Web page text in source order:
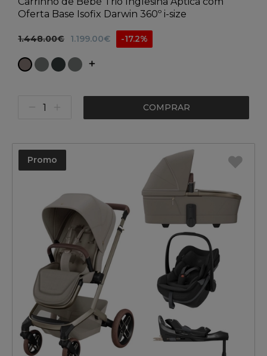
Oferta Base Isofix Darwin 360º i-size
1.448.00€ 1.199.00€ -17.2%
COMPRAR
Promo